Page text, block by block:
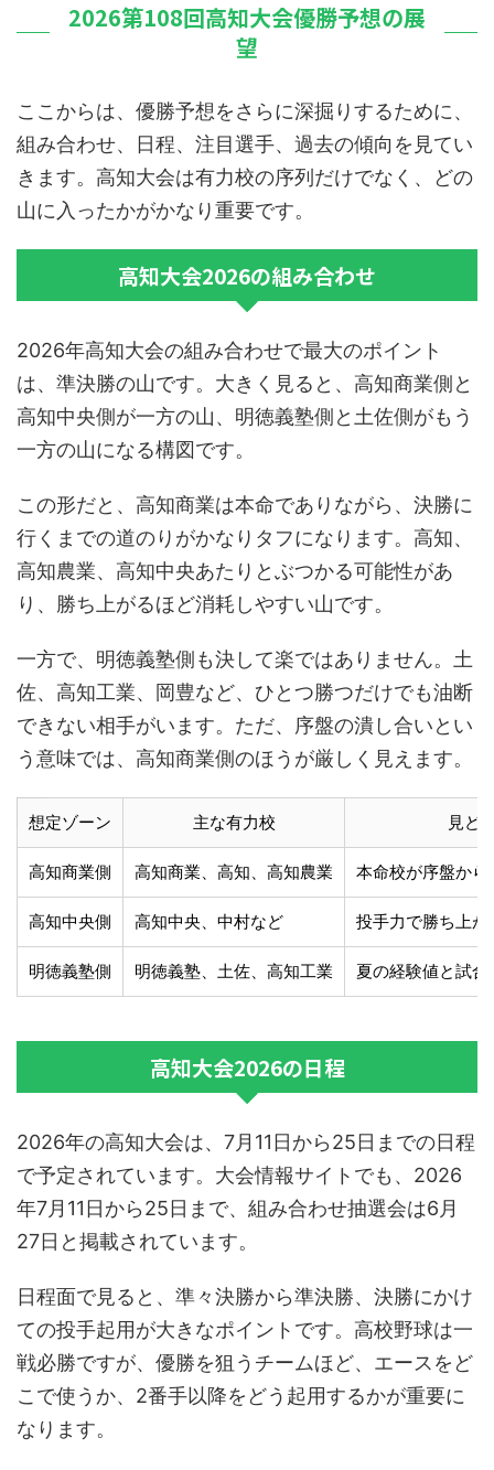
2026第108回高知大会優勝予想の展
望
ここからは、優勝予想をさらに深掘りするために、
組み合わせ、日程、注目選手、過去の傾向を見てい
きます。高知大会は有力校の序列だけでなく、どの
山に入ったかがかなり重要です。
高知大会2026の組み合わせ
2026年高知大会の組み合わせで最大のポイント
は、準決勝の山です。大きく見ると、高知商業側と
高知中央側が一方の山、明徳義塾側と土佐側がもう
一方の山になる構図です。
この形だと、高知商業は本命でありながら、決勝に
行くまでの道のりがかなりタフになります。高知、
高知農業、高知中央あたりとぶつかる可能性があ
り、勝ち上がるほど消耗しやすい山です。
一方で、明徳義塾側も決して楽ではありません。土
佐、高知工業、岡豊など、ひとつ勝つだけでも油断
できない相手がいます。ただ、序盤の潰し合いとい
う意味では、高知商業側のほうが厳しく見えます。
想定ゾーン 主な有力校 見ど
高知商業側 高知商業、高知、高知農業 本命校が序盤か
高知中央側 高知中央、中村など 投手力で勝ち上が
明徳義塾側 明徳義塾、土佐、高知工業 夏の経験値と試合
高知大会2026の日程
2026年の高知大会は、7月11日から25日までの日程
で予定されています。大会情報サイトでも、2026
年7月11日から25日まで、組み合わせ抽選会は6月
27日と掲載されています。
日程面で見ると、準々決勝から準決勝、決勝にかけ
ての投手起用が大きなポイントです。高校野球は一
戦必勝ですが、優勝を狙うチームほど、エースをど
こで使うか、2番手以降をどう起用するかが重要に
なります。